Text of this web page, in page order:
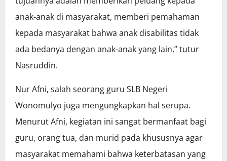
anak-anak di masyarakat, memberi pemahaman
kepada masyarakat bahwa anak disabilitas tidak
ada bedanya dengan anak-anak yang lain,” tutur
Nasruddin.
Nur Afni, salah seorang guru SLB Negeri
Wonomulyo juga mengungkapkan hal serupa.
Menurut Afni, kegiatan ini sangat bermanfaat bagi
guru, orang tua, dan murid pada khususnya agar
masyarakat memahami bahwa keterbatasan yang